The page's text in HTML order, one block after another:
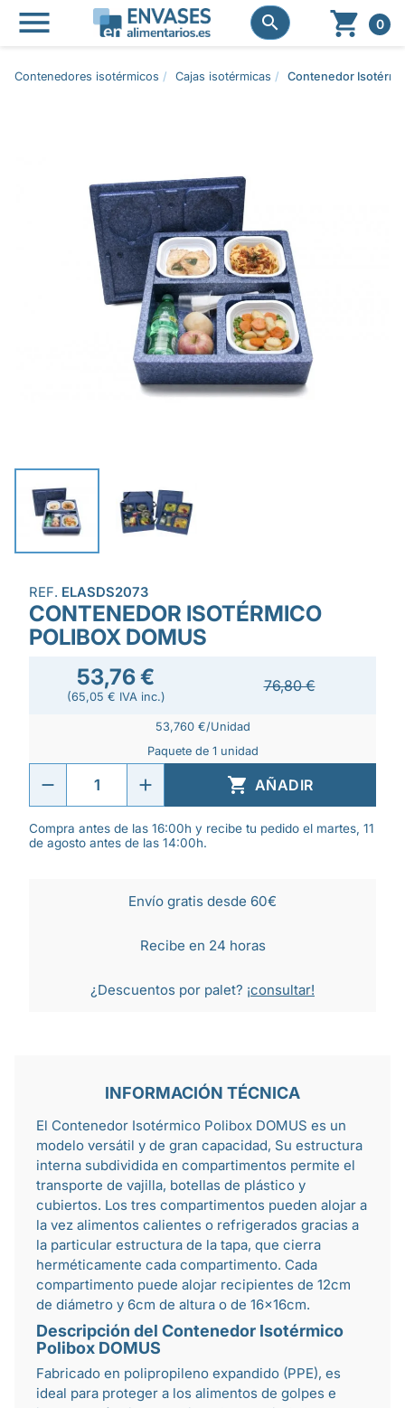
 
  0
Contenedores isotérmicos Cajas isotérmicas Contenedor
REF. ELASDS2073
CONTENEDOR ISOTÉRMICO
POLIBOX DOMUS
53,76 €
(65,05 € IVA inc.)
76,80 €
53,760 €/Unidad
Paquete de 1 unidad
 AÑADIR
Compra antes de las 16:00h y recibe tu pedido el martes, 11
de agosto antes de las 14:00h.
Envío gratis desde 60€
Recibe en 24 horas
¿Descuentos por palet? ¡consultar!
INFORMACIÓN TÉCNICA
El Contenedor Isotérmico Polibox DOMUS es un
modelo versátil y de gran capacidad, Su estructura
interna subdividida en compartimentos permite el
transporte de vajilla, botellas de plástico y
cubiertos. Los tres compartimentos pueden alojar a
la vez alimentos calientes o refrigerados gracias a
la particular estructura de la tapa, que cierra
herméticamente cada compartimento. Cada
compartimento puede alojar recipientes de 12cm
de diámetro y 6cm de altura o de 16×16cm.
Descripción del Contenedor Isotérmico
Polibox DOMUS
Fabricado en polipropileno expandido (PPE), es
ideal para proteger a los alimentos de golpes e